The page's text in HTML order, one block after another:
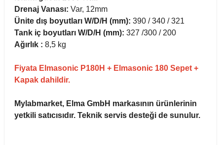
Drenaj Vanası: Var, 12mm
Ünite dış boyutları W/D/H (mm): 390 / 340 / 321
Tank iç boyutları W/D/H (mm): 327 /300 / 200
Ağırlık : 8,5 kg
Fiyata Elmasonic P180H + Elmasonic 180 Sepet +
Kapak dahildir.
Mylabmarket, Elma GmbH markasının ürünlerinin
yetkili satıcısıdır. Teknik servis desteği de sunulur.